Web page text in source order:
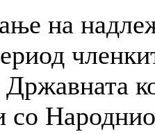
на
со